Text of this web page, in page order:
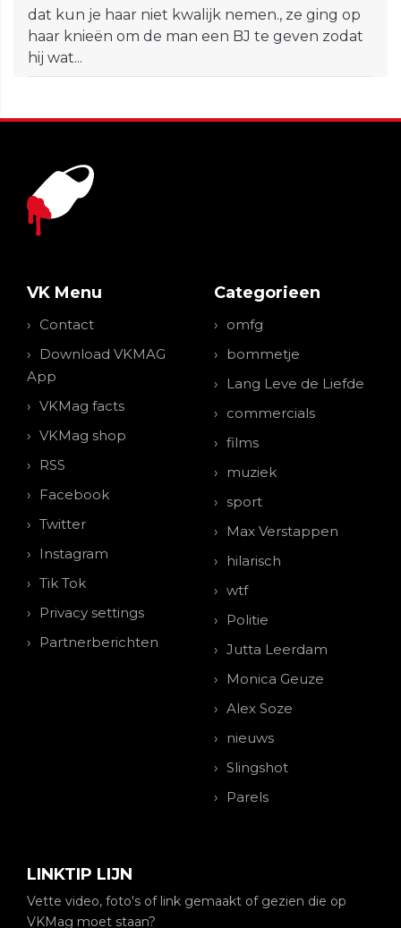
dat kun je haar niet kwalijk nemen., ze ging op
haar knieën om de man een BJ te geven zodat
hij wat...
VK Menu
Contact
Download VKMAG
App
VKMag facts
VKMag shop
RSS
Facebook
Twitter
Instagram
Tik Tok
Privacy settings
Partnerberichten
Categorieen
omfg
bommetje
Lang Leve de Liefde
commercials
films
muziek
sport
Max Verstappen
hilarisch
wtf
Politie
Jutta Leerdam
Monica Geuze
Alex Soze
nieuws
Slingshot
Parels
LINKTIP LIJN
Vette video, foto's of link gemaakt of gezien die op
VKMag moet staan?